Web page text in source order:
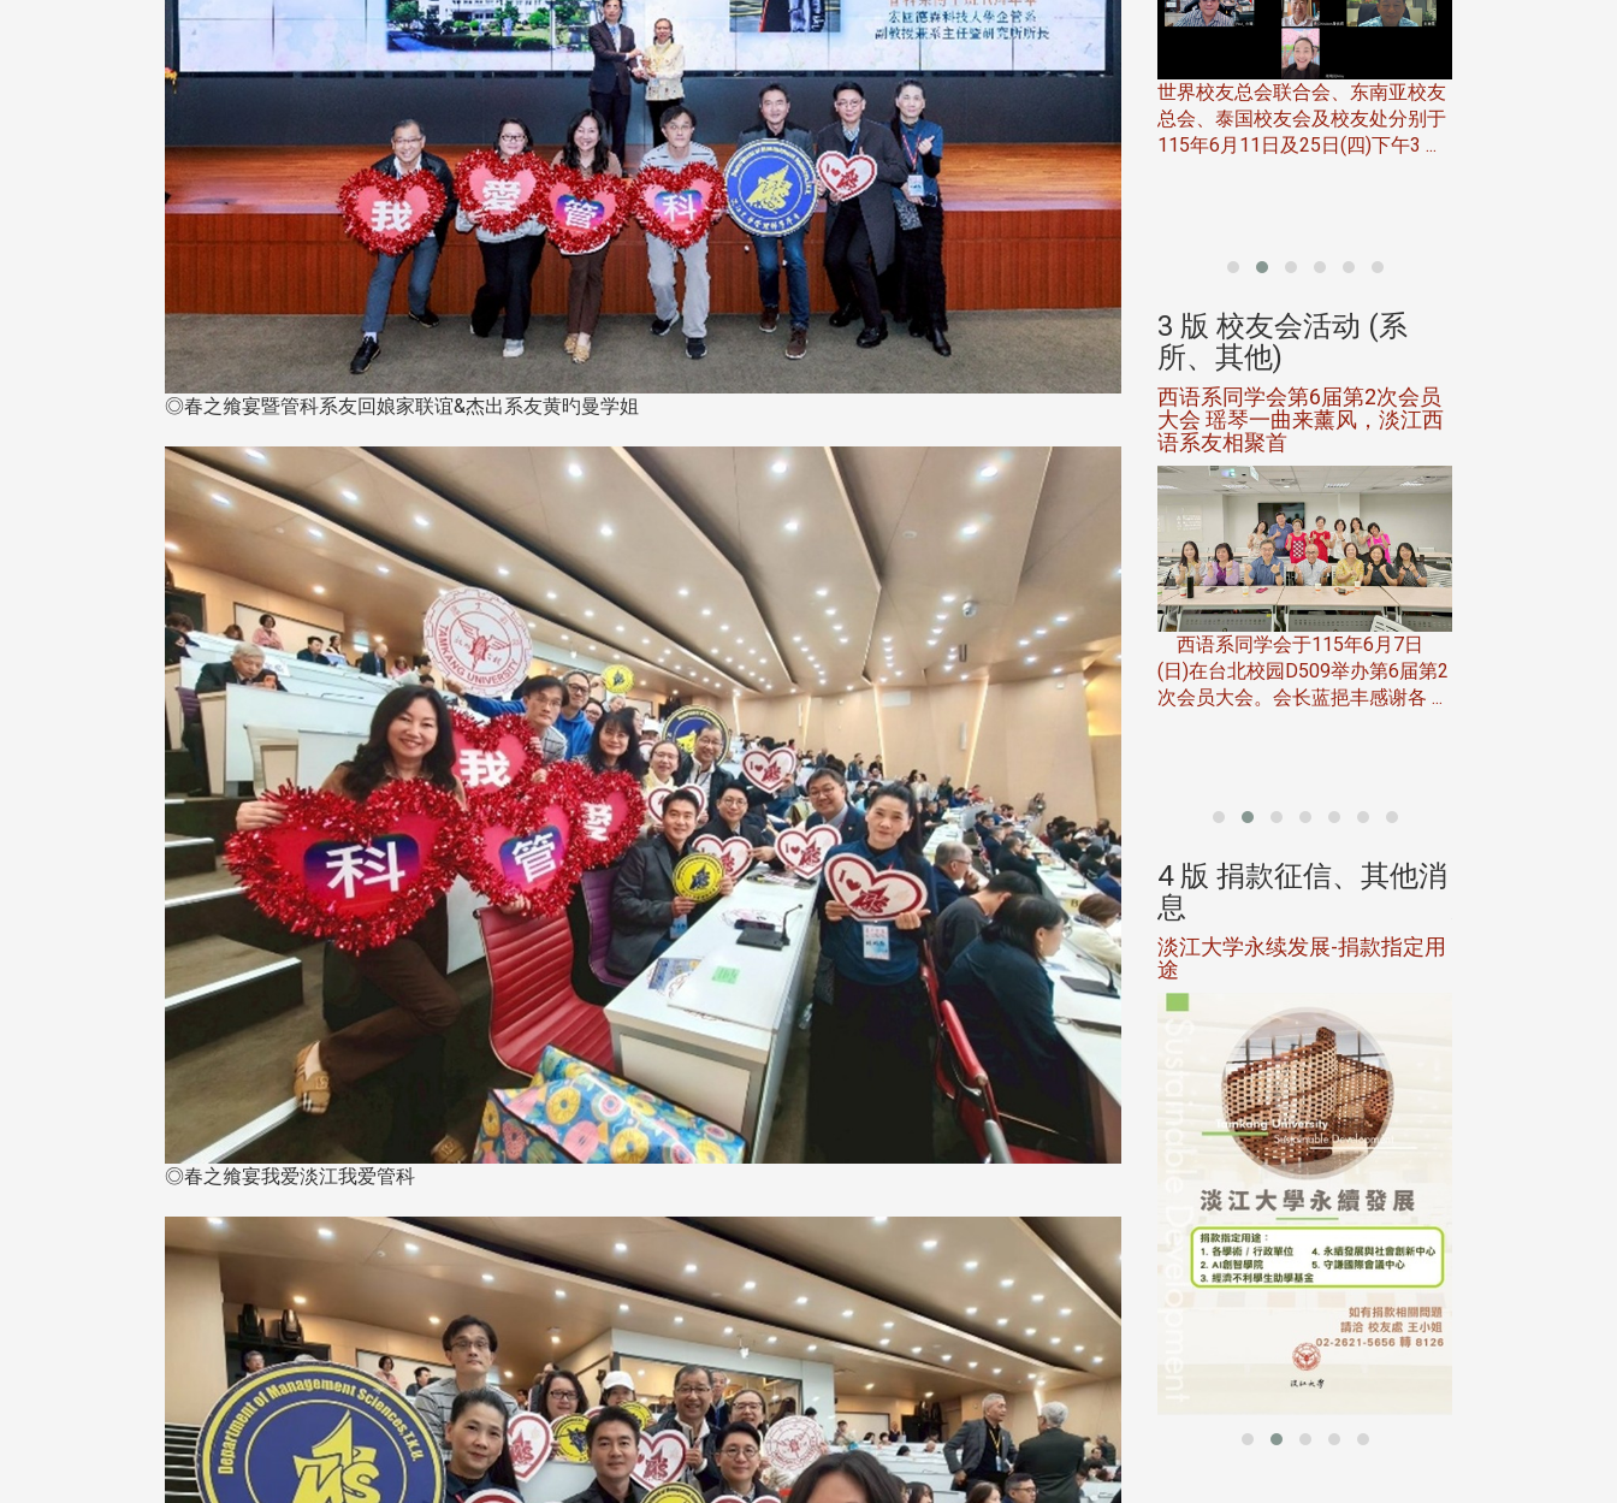
◎春之飨宴暨管科系友回娘家联谊&杰出系友黄旳曼学姐
◎春之飨宴我爱淡江我爱管科
日(二)，27名校友夥伴一同前
国宁夏省参访，活 ...
台北市校友会于6月6日(六)举办
「新店瑠公圳知性健行活动」，在
领队温明正学长与副领队吕惠玲学
姐的精 ...
台中市校友会于115年6月24日
(三)举办拜会台中市政府活动。参
访团由母校战略所所长李大中、 ...
南加州校友会于115年6月27日(日)
在美国洛杉矶华侨文教服务中心
（洛侨文化中心）会议室召开115
世界校友总会联合会、东南亚校友
总会、泰国校友会及校友处分别于
115年6月11日及25日(四)下午3 ...
校友会活动 (系
系友会第3届第4次理监事
大学电子与电机系友会于115
月28日在台北校区盛大举办
人科技与前瞻应用论坛」，特
3 版 校友会活动 (系
所、其他)
风保系友会兰阳探梅漫游 齐聚
共谱初夏欢乐乐章
在连日大雨阴霾下，风保系友会
在115年6月27日(六)举办的一日
游，神奇迎来超幸运好天气。大 ...
3 版 校友会活动 (系
所、其他)
【校友来访】香港校友会前会
长叶雅琴、杜天宝学长
香港校友会前会长叶雅琴学姐与
杜天宝学长一家，于115年6月4日
(四)返校拜访校友处，受到校友 ...
3 版 校友会活动 (系
所、其他)
邱孝贤接任跨业合作协进会第2
跨业合作协进会第二届第一次会员
大会于6月5日下午7时，在台北校
园D508室举行，本校潘伯申研发
长、 ...
3 版 校友会活动 (系
所、其他)
西语系同学会第6届第2次会员
大会 瑶琴一曲来薰风，淡江西
语系友相聚首
西语系同学会于115年6月7日
(日)在台北校园D509举办第6届第2
次会员大会。会长蓝挹丰感谢各 ...
捐款征信、其他消
个人资料保护声明
并导入个资管理，对于校友之
资料应尽善良管理人之责任，
4 版 捐款征信、其他消
息
欢迎订阅校友e报！
4 版 捐款征信、其他消
息
欢迎使用「淡江大学校园征才
线上系统」
4 版 捐款征信、其他消
息
捐款芳名录
4 版 捐款征信、其他消
息
淡江大学永续发展-捐款指定用
途